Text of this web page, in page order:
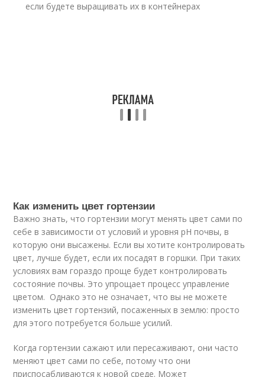
если будете выращивать их в контейнерах
Как изменить цвет гортензии
Важно знать, что гортензии могут менять цвет сами по
себе в зависимости от условий и уровня pH почвы, в
которую они высажены. Если вы хотите контролировать
цвет, лучше будет, если их посадят в горшки. При таких
условиях вам гораздо проще будет контролировать
состояние почвы. Это упрощает процесс управление
цветом. Однако это не означает, что вы не можете
изменить цвет гортензий, посаженных в землю: просто
для этого потребуется больше усилий.
Когда гортензии сажают или пересаживают, они часто
меняют цвет сами по себе, потому что они
приспосабливаются к новой среде. Может